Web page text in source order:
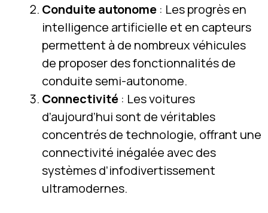
Conduite autonome : Les progrès en
intelligence artificielle et en capteurs
permettent à de nombreux véhicules
de proposer des fonctionnalités de
conduite semi-autonome.
Connectivité : Les voitures
d’aujourd’hui sont de véritables
concentrés de technologie, offrant une
connectivité inégalée avec des
systèmes d’infodivertissement
ultramodernes.